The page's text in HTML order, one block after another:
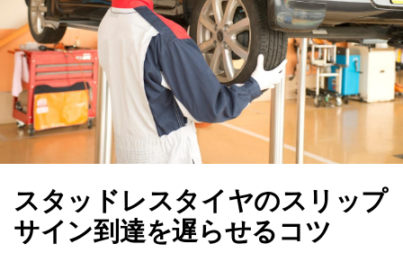
スタッドレスタイヤのスリップ
サイン到達を遅らせるコツ